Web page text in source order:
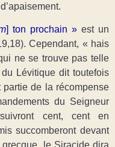
] ton prochain » est un
Cependant, « hais
ne se trouve pas telle
Lévitique dit toutefois
de la récompense
du Seigneur
cent, cent en
succomberont devant
le Siracide dira